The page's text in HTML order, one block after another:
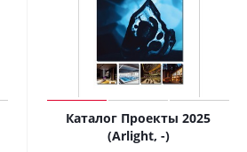
Каталог Проекты 2025
(Arlight, -)